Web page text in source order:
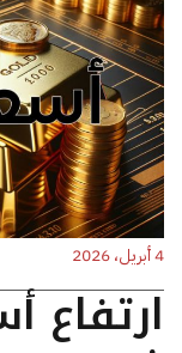
4 أبريل، 2026
ارتفاع